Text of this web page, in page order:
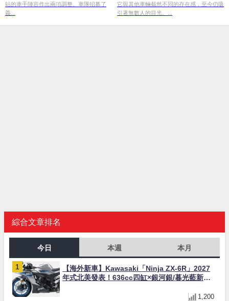
站的車手陣容作出兩項調整。車隊招募了
義...
它與其他車輛截然不同的存在感，至今仍吸
引著無數人的目光。...
綜合文章排名
今日 本週 本月
【海外新車】Kawasaki「Ninja ZX-6R」2027
年式北美發表！636cc四缸×銀河銀/暮光藍新色
1,200